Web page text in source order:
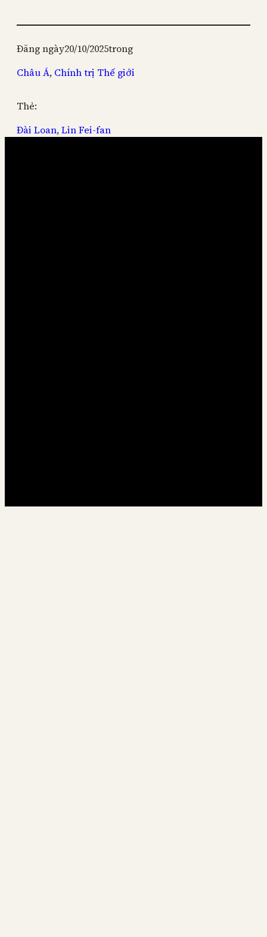
Đăng ngày20/10/2025trong
Châu Á, Chính trị Thế giới
Thẻ:
Đài Loan, Lin Fei-fan